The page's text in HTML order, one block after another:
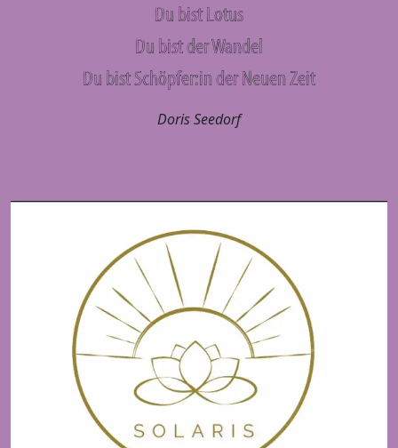
Du bist Lotus
Du bist der Wandel
Du bist Schöpfer:in der Neuen Zeit
Doris Seedorf